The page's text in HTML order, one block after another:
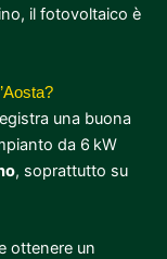
il fotovoltaico è
una buona
da 6 kW
, soprattutto su
ottenere un